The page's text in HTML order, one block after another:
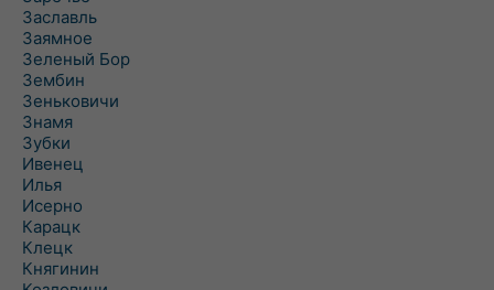
Заславль
Заямное
Зеленый Бор
Зембин
Зеньковичи
Знамя
Зубки
Ивенец
Илья
Исерно
Карацк
Клецк
Княгинин